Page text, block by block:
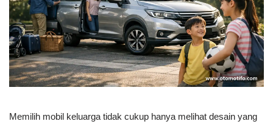
Memilih mobil keluarga tidak cukup hanya melihat desain yang